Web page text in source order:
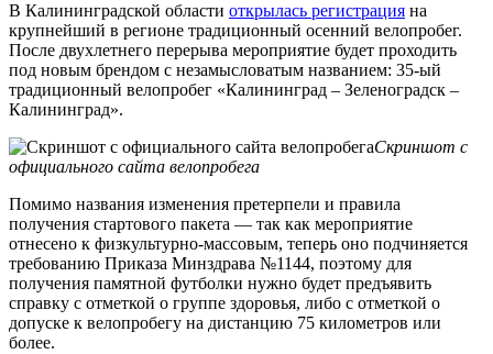
В Калининградской области открылась регистрация на
крупнейший в регионе традиционный осенний велопробег.
После двухлетнего перерыва мероприятие будет проходить
под новым брендом с незамысловатым названием: 35-ый
традиционный велопробег «Калининград – Зеленоградск –
Калининград».
Скриншот с
официального сайта велопробега
Помимо названия изменения претерпели и правила
получения стартового пакета — так как мероприятие
отнесено к физкультурно-массовым, теперь оно подчиняется
требованию Приказа Минздрава №1144, поэтому для
получения памятной футболки нужно будет предъявить
справку с отметкой о группе здоровья, либо с отметкой о
допуске к велопробегу на дистанцию 75 километров или
более.